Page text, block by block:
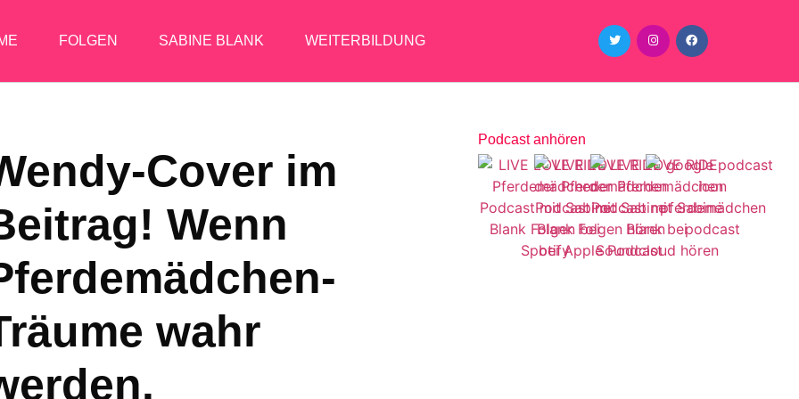
FOLGEN SABINE BLANK WEITERBILDUNG
Cover im
Wenn
wahr
Podcast anhören